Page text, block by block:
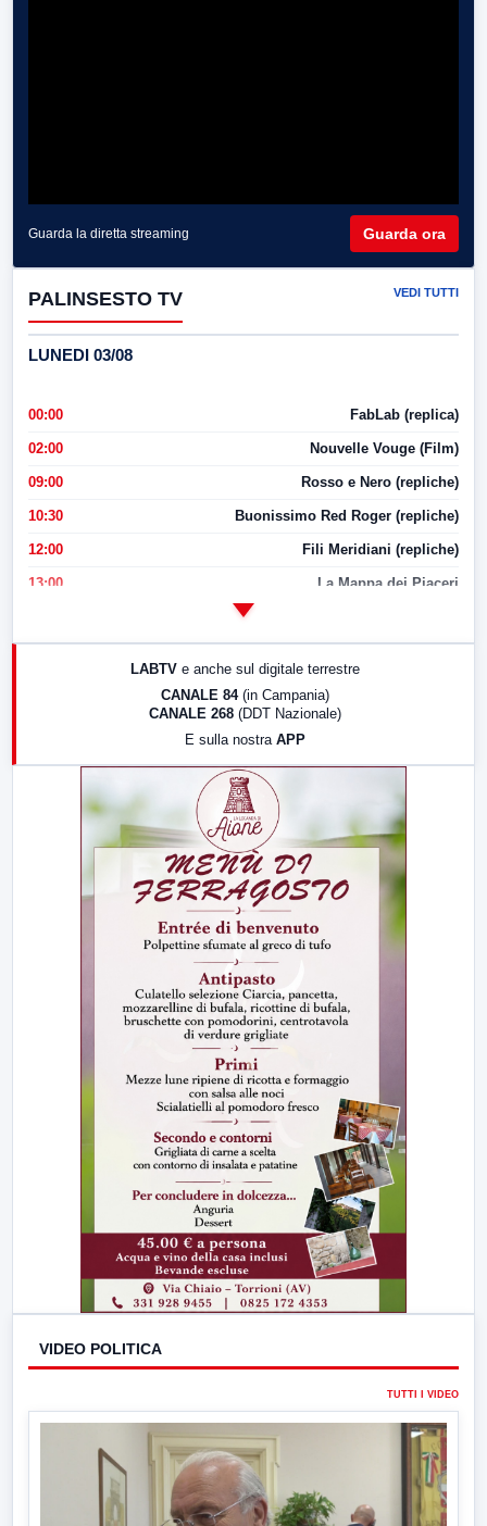
Guarda la diretta streaming Guarda ora
PALINSESTO TV VEDI TUTTI
LUNEDI 03/08
00:00 FabLab (replica)
02:00 Nouvelle Vouge (Film)
09:00 Rosso e Nero (repliche)
10:30 Buonissimo Red Roger (repliche)
12:00 Fili Meridiani (repliche)
13:00 La Mappa dei Piaceri
17:00 LabNews (replica)
LABTV e anche sul digitale terrestre
CANALE 84 (in Campania)
CANALE 268 (DDT Nazionale)
E sulla nostra APP
VIDEO POLITICA
TUTTI I VIDEO